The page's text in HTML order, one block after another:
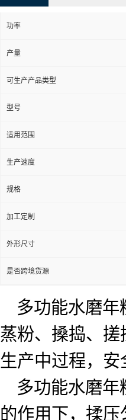
功率
产量
可生产产品类型
型号
适用范围
生产速度
规格
加工定制
外形尺寸
是否跨境货源
多功能水磨
蒸粉、搡捣、
生产中过程，
多功能水磨
的作用下，揉